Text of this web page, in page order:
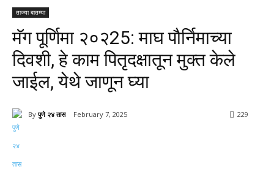
तास
ताज्या बातम्या
मॅग पूर्णिमा २०२25: माघ पौर्निमाच्या
दिवशी, हे काम पितृदक्षातून मुक्त केले
जाईल, येथे जाणून घ्या
By पुणे २४ तास February 7, 2025 229